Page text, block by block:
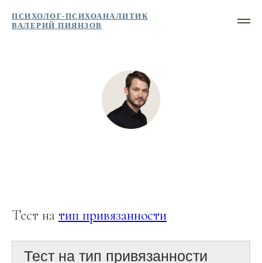
ПСИХОЛОГ-ПСИХОАНАЛИТИК
ВАЛЕРИЙ ПИЯНЗОВ
Тест на тип привязанности